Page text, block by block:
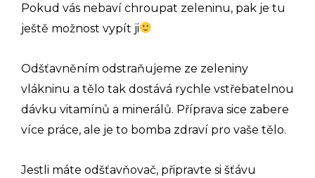
Pokud vás nebaví chroupat zeleninu, pak je tu
ještě možnost vypít ji
Odšťavněním odstraňujeme ze zeleniny
vlákninu a tělo tak dostává rychle vstřebatelnou
dávku vitamínů a minerálů. Příprava sice zabere
více práce, ale je to bomba zdraví pro vaše tělo.
Jestli máte odšťavňovač, připravte si šťávu